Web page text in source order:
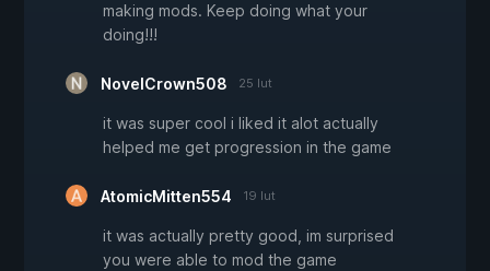
making mods. Keep doing what your
doing!!!
NovelCrown508 25 lut
it was super cool i liked it alot actually
helped me get progression in the game
AtomicMitten554 19 lut
it was actually pretty good, im surprised
you were able to mod the game